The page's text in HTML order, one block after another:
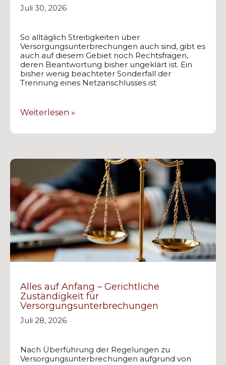
Juli 30, 2026
So alltäglich Streitigkeiten über
Versorgungsunterbrechungen auch sind, gibt es
auch auf diesem Gebiet noch Rechtsfragen,
deren Beantwortung bisher ungeklärt ist. Ein
bisher wenig beachteter Sonderfall der
Trennung eines Netzanschlusses ist
Weiterlesen »
Alles auf Anfang – Gerichtliche
Zuständigkeit für
Versorgungsunterbrechungen
Juli 28, 2026
Nach Überführung der Regelungen zu
Versorgungsunterbrechungen aufgrund von